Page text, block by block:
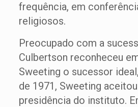
frequência, em
religiosos.
Preocupado com a
Culbertson reconheceu
Sweeting o sucessor
de 1971, Sweeting
presidência do instituto.